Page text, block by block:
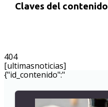
404
[ultimasnoticias]
Claves del contenido
{"id_contenido":"